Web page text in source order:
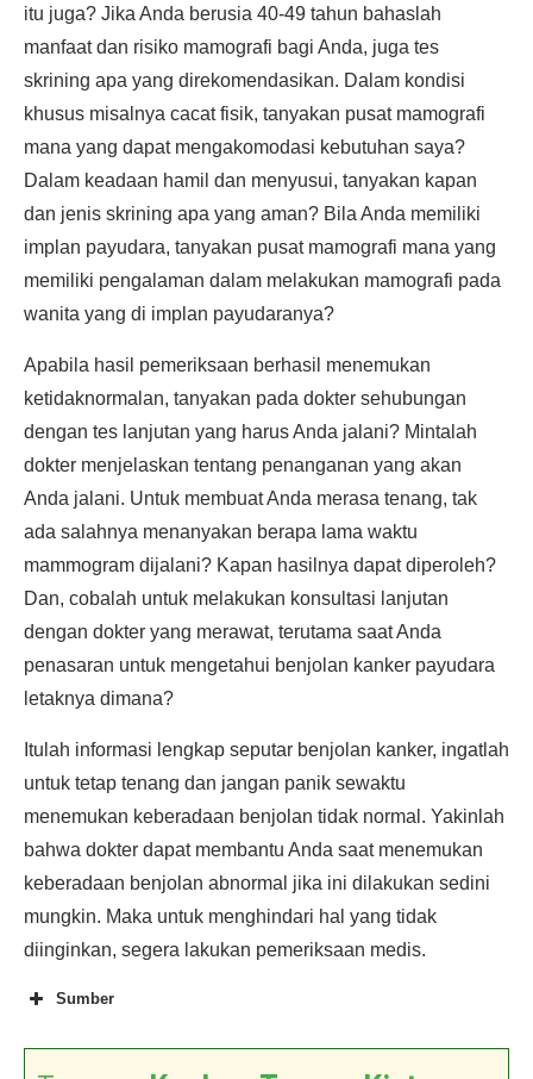
itu juga? Jika Anda berusia 40-49 tahun bahaslah
manfaat dan risiko mamografi bagi Anda, juga tes
skrining apa yang direkomendasikan. Dalam kondisi
khusus misalnya cacat fisik, tanyakan pusat mamografi
mana yang dapat mengakomodasi kebutuhan saya?
Dalam keadaan hamil dan menyusui, tanyakan kapan
dan jenis skrining apa yang aman? Bila Anda memiliki
implan payudara, tanyakan pusat mamografi mana yang
memiliki pengalaman dalam melakukan mamografi pada
wanita yang di implan payudaranya?
Apabila hasil pemeriksaan berhasil menemukan
ketidaknormalan, tanyakan pada dokter sehubungan
dengan tes lanjutan yang harus Anda jalani? Mintalah
dokter menjelaskan tentang penanganan yang akan
Anda jalani. Untuk membuat Anda merasa tenang, tak
ada salahnya menanyakan berapa lama waktu
mammogram dijalani? Kapan hasilnya dapat diperoleh?
Dan, cobalah untuk melakukan konsultasi lanjutan
dengan dokter yang merawat, terutama saat Anda
penasaran untuk mengetahui benjolan kanker payudara
letaknya dimana?
Itulah informasi lengkap seputar benjolan kanker, ingatlah
untuk tetap tenang dan jangan panik sewaktu
menemukan keberadaan benjolan tidak normal. Yakinlah
bahwa dokter dapat membantu Anda saat menemukan
keberadaan benjolan abnormal jika ini dilakukan sedini
mungkin. Maka untuk menghindari hal yang tidak
diinginkan, segera lakukan pemeriksaan medis.
Sumber